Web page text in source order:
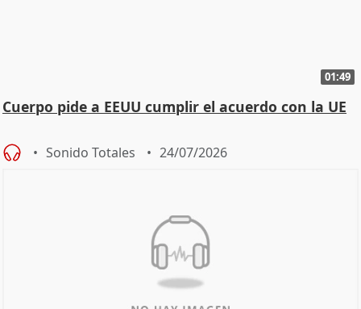
01:49
Cuerpo pide a EEUU cumplir el acuerdo con la UE
Sonido Totales 24/07/2026